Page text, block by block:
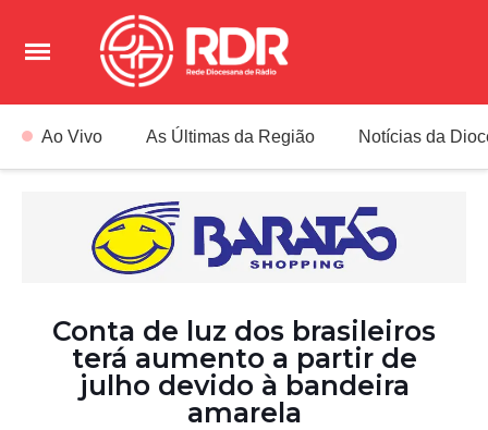
Ao Vivo As Últimas da Região Notícias da
Conta de luz dos brasileiros
terá aumento a partir de
julho devido à bandeira
amarela